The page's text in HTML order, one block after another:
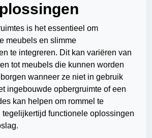
is het essentieel om
meubels en slimme
te integreren. Dit kan variëren van
tot meubels die kunnen worden
wanneer ze niet in gebruik
ingebouwde opbergruimte of een
kan helpen om rommel te
tegelijkertijd functionele oplossingen